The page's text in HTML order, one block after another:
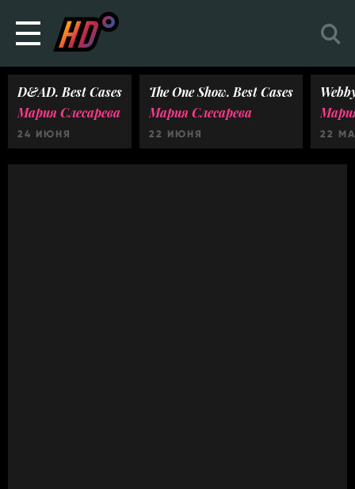
D&AD. Best Cases
Мария Слесарева
24 ИЮНЯ
The One Show. Best Cases
Мария Слесарева
22 ИЮНЯ 22